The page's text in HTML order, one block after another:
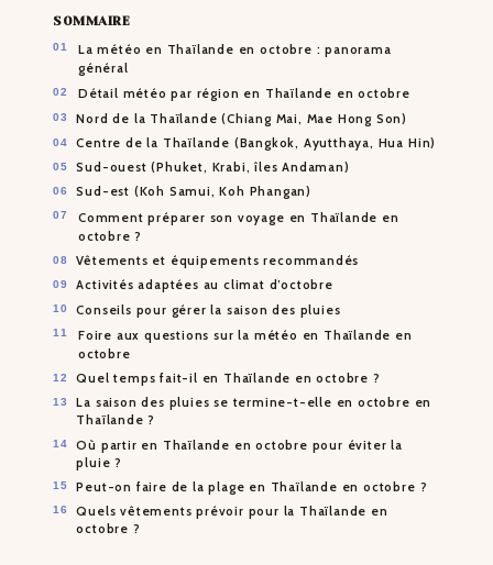
SOMMAIRE
La météo en Thaïlande en octobre : panorama
général
Détail météo par région en Thaïlande en octobre
Nord de la Thaïlande (Chiang Mai, Mae Hong Son)
Centre de la Thaïlande (Bangkok, Ayutthaya, Hua Hin)
Sud-ouest (Phuket, Krabi, îles Andaman)
Sud-est (Koh Samui, Koh Phangan)
Comment préparer son voyage en Thaïlande en
octobre ?
Vêtements et équipements recommandés
Activités adaptées au climat d’octobre
Conseils pour gérer la saison des pluies
Foire aux questions sur la météo en Thaïlande en
octobre
Quel temps fait-il en Thaïlande en octobre ?
La saison des pluies se termine-t-elle en octobre en
Thaïlande ?
Où partir en Thaïlande en octobre pour éviter la
pluie ?
Peut-on faire de la plage en Thaïlande en octobre ?
Quels vêtements prévoir pour la Thaïlande en
octobre ?